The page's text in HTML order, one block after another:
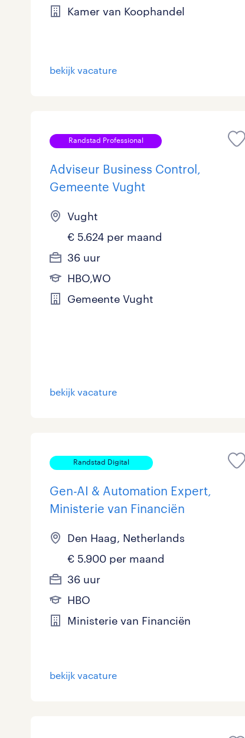
Logistiek 872
Overig
toon 3.669 resultaten
Kamer van Koophandel
bekijk vacature
Randstad Professional
Adviseur Business Control,
Gemeente Vught
Vught
€ 5.624 per maand
36 uur
HBO,WO
Gemeente Vught
bekijk vacature
Randstad Digital
Gen-AI & Automation Expert,
Ministerie van Financiën
Den Haag, Netherlands
€ 5.900 per maand
36 uur
HBO
Ministerie van Financiën
bekijk vacature